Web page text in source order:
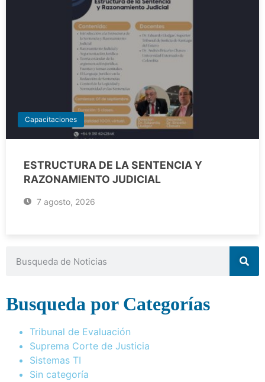
Capacitaciones
ESTRUCTURA DE LA SENTENCIA Y
RAZONAMIENTO JUDICIAL
7 agosto, 2026
Busqueda por Categorías
Tribunal de Evaluación
Suprema Corte de Justicia
Sistemas TI
Sin categoría